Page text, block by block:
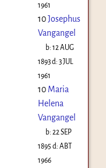
1961
10Josephus
Vangangel
b:12 AUG
1893d: 3 JUL
1961
10 Maria
Helena
Vangangel
b:22 SEP
1895 d: ABT
1966